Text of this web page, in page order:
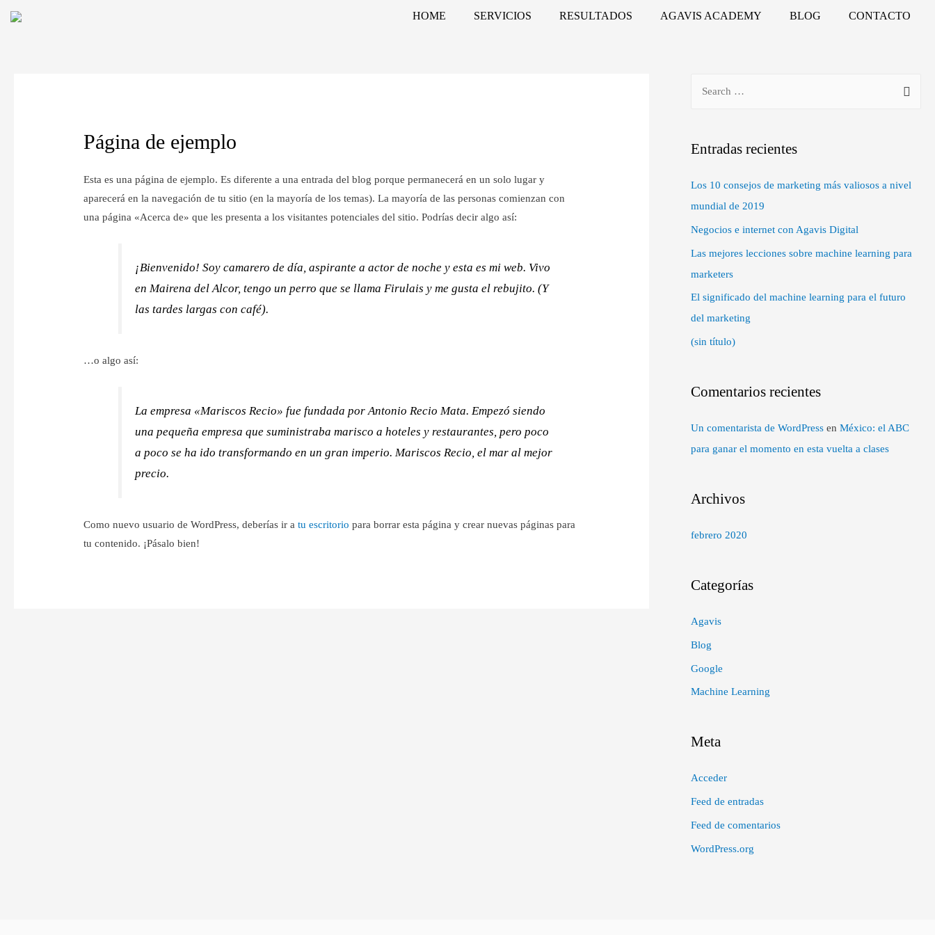
HOME SERVICIOS RESULTADOS AGAVIS ACADEMY BLOG CONTACTO
Página de ejemplo
Esta es una página de ejemplo. Es diferente a una entrada del blog porque permanecerá en un solo lugar y
aparecerá en la navegación de tu sitio (en la mayoría de los temas). La mayoría de las personas comienzan con
una página «Acerca de» que les presenta a los visitantes potenciales del sitio. Podrías decir algo así:
¡Bienvenido! Soy camarero de día, aspirante a actor de noche y esta es mi web. Vivo
en Mairena del Alcor, tengo un perro que se llama Firulais y me gusta el rebujito. (Y
las tardes largas con café).
…o algo así:
La empresa «Mariscos Recio» fue fundada por Antonio Recio Mata. Empezó siendo
una pequeña empresa que suministraba marisco a hoteles y restaurantes, pero poco
a poco se ha ido transformando en un gran imperio. Mariscos Recio, el mar al mejor
precio.
Como nuevo usuario de WordPress, deberías ir atu escritorio para borrar esta página y crear nuevas páginas para
tu contenido. ¡Pásalo bien!
Entradas recientes
Los 10 consejos de marketing más valiosos a nivel
mundial de 2019
Negocios e internet con Agavis Digital
Las mejores lecciones sobre machine learning para
marketers
El significado del machine learning para el futuro
del marketing
(sin título)
Comentarios recientes
Un comentarista de WordPressen México: el ABC
para ganar el momento en esta vuelta a clases
Archivos
febrero 2020
Categorías
Agavis
Blog
Google
Machine Learning
Meta
Acceder
Feed de entradas
Feed de comentarios
WordPress.org